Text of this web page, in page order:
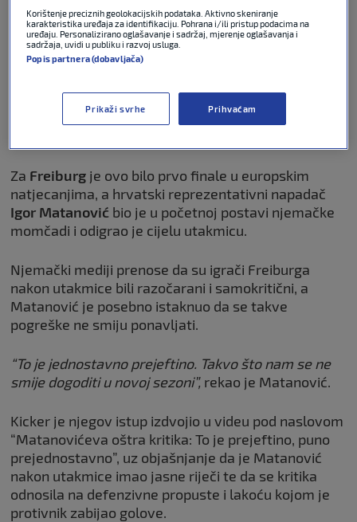
Europa lige
EUROPA LEAGUE 20. svi 2026
Za Aston Villu je to četvrti europski trofej nakon
osvajanja Kupa prvaka 1982., Europskog Super kupa
Za Freiburg je ovo bilo prvo finale u europskim
natjecanjima, a hrvatski reprezentativni napadač
Igor Matanović bio je u početnoj postavi njemačke
momčadi i odigrao je cijelu utakmicu.
Njemački mediji prenose da su igrači Freiburga
nakon utakmice bili razočarani i samokritični, a
Matanović je posebno istaknuo da se takve
pogreške ne smiju ponavljati.
“To je jednostavno prejeftino. Takvo što nam se ne
smije dogoditi u novoj sezoni”, rekao je Matanović.
Kicker je njegov istup izdvojio u videu pod naslovom
“Matanovićeva oštra kritika: To je prejeftino, puno
prejednostavno”, uz objašnjanje da je Matanović
nakon utakmice imao jasne riječi te da se kritika
odnosila na defenzivne propuste i lakoću kojom je
protivnik zabijao golove.
Korištenje preciznih geolokacijskih podataka. Aktivno skeniranje
karakteristika uređaja za identifikaciju. Pohrana i/ili pristup podacima na
uređaju. Personalizirano oglašavanje i sadržaj, mjerenje oglašavanja i
sadržaja, uvidi u publiku i razvoj usluga.
Popis partnera (dobavljača)
Prikaži svrhe Prihvaćam